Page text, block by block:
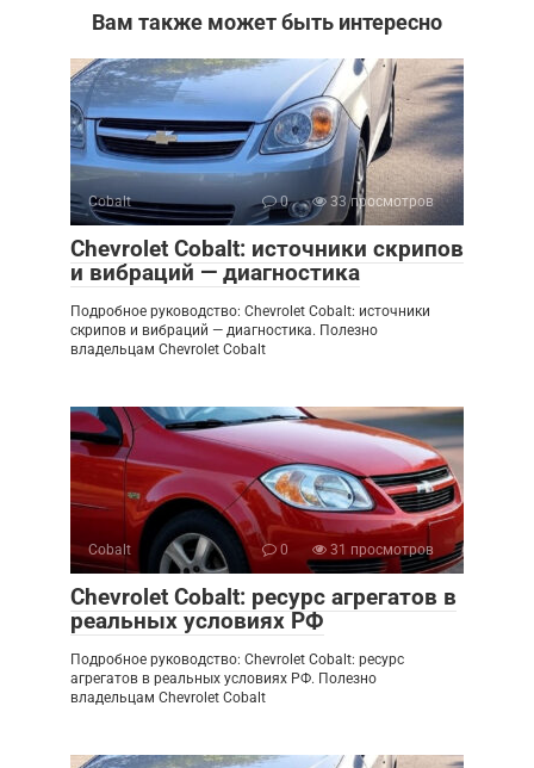
Вам также может быть интересно
Cobalt 0 33 просмотров
Chevrolet Cobalt: источники скрипов
и вибраций — диагностика
Подробное руководство: Chevrolet Cobalt: источники
скрипов и вибраций — диагностика. Полезно
владельцам Chevrolet Cobalt
Cobalt 0 31 просмотров
Chevrolet Cobalt: ресурс агрегатов в
реальных условиях РФ
Подробное руководство: Chevrolet Cobalt: ресурс
агрегатов в реальных условиях РФ. Полезно
владельцам Chevrolet Cobalt